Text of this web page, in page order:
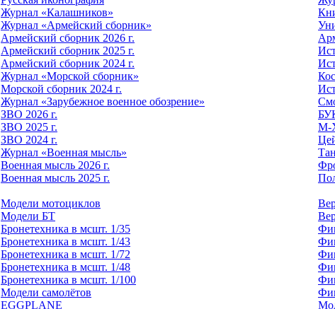
Журнал «Калашников»
Журнал «Армейский сборник»
Армейский сборник 2026 г.
Армейский сборник 2025 г.
Армейский сборник 2024 г.
Журнал «Морской сборник»
Морской сборник 2024 г.
Журнал «Зарубежное военное обозрение»
ЗВО 2026 г.
ЗВО 2025 г.
ЗВО 2024 г.
Журнал «Военная мысль»
Военная мысль 2026 г.
Военная мысль 2025 г.
М-
Модели мотоциклов
Модели БТ
Бронетехника в мсшт. 1/35
Бронетехника в мсшт. 1/43
Бронетехника в мсшт. 1/72
Бронетехника в мсшт. 1/48
Бронетехника в мсшт. 1/100
Модели самолётов
EGGPLANE